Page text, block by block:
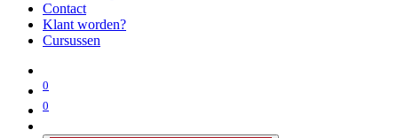
Contact
Klant worden?
Cursussen
0
0